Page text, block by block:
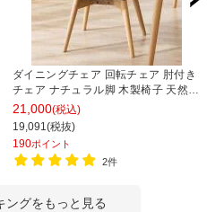
ダイニングチェア 回転チェア 肘付き
チェア ナチュラル脚 木製椅子 天然木
ソフトレザー ファブリック カラフル
食卓椅子 おしゃれ 北欧風 ナチュラル
幅500×奥行550×高さ730mm
21,000(税込)
19,091(税抜)
190ポイント
2件
ングをもっと見る